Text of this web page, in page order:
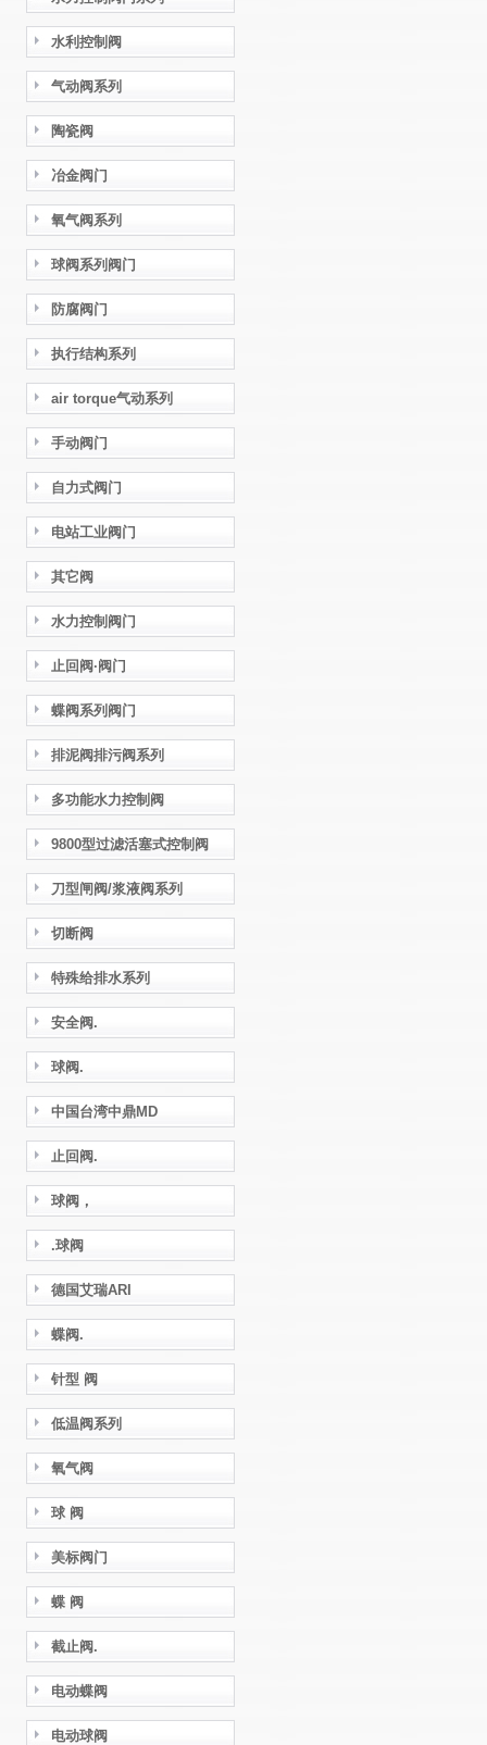
水利控制阀
气动阀系列
陶瓷阀
冶金阀门
氧气阀系列
球阀系列阀门
防腐阀门
执行结构系列
air torque气动系列
手动阀门
自力式阀门
电站工业阀门
其它阀
水力控制阀门
止回阀·阀门
蝶阀系列阀门
排泥阀排污阀系列
多功能水力控制阀
9800型过滤活塞式控制阀
刀型闸阀/浆液阀系列
切断阀
特殊给排水系列
安全阀.
球阀.
中国台湾中鼎MD
止回阀.
球阀，
.球阀
德国艾瑞ARI
蝶阀.
针型 阀
低温阀系列
氧气阀
球 阀
美标阀门
蝶 阀
截止阀.
电动蝶阀
电动球阀